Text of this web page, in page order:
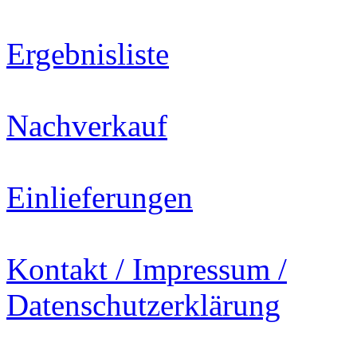
Ergebnisliste
Nachverkauf
Einlieferungen
Kontakt / Impressum /
Datenschutzerklärung